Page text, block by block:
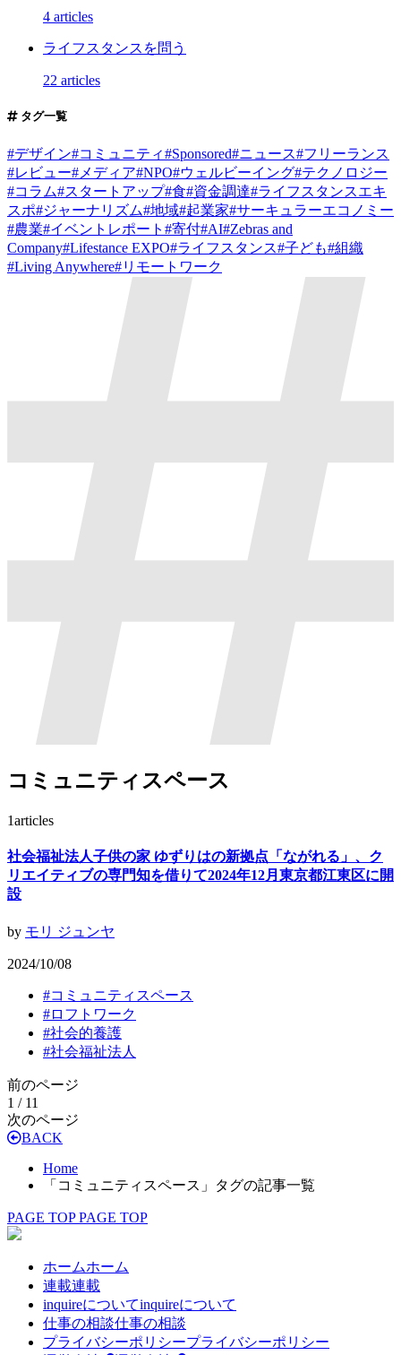
4 articles
ライフスタンスを問う
22 articles
タグ一覧
#デザイン#コミュニティ#Sponsored#ニュース#フリーランス
#レビュー# メディア#NPO#ウェルビーイング#テクノロジー
#コラム#スタートアップ#食#資金調達#ライフスタンスエキ
スポ#ジャーナリズム#地域#起業家#サーキュラーエコノミー
#農業#イベントレポート #寄付#AI#Zebras and
Company#Lifestance EXPO#ライフスタンス#子ども#組織
#Living Anywhere#リモートワーク
コミュニティスペース
1articles
社会福祉法人子供の家 ゆずりはの新拠点「ながれる」、ク
リエイティブの専門知を借りて2024年12月東京都江東区に開
設
by モリ ジュンヤ
2024/10/08
#コミュニティスペース
#ロフトワーク
#社会的養護
#社会福祉法人
前のページ
1 / 11
次のページ
BACK
Home
「コミュニティスペース」タグの記事一覧
PAGE TOP PAGE TOP
ホームホーム
連載連載
inquireについてinquireについて
仕事の相談仕事の相談
プライバシーポリシープライバシーポリシー